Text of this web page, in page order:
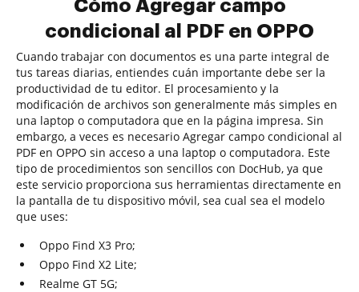
Cómo Agregar campo
condicional al PDF en OPPO
Cuando trabajar con documentos es una parte integral de
tus tareas diarias, entiendes cuán importante debe ser la
productividad de tu editor. El procesamiento y la
modificación de archivos son generalmente más simples en
una laptop o computadora que en la página impresa. Sin
embargo, a veces es necesario Agregar campo condicional al
PDF en OPPO sin acceso a una laptop o computadora. Este
tipo de procedimientos son sencillos con DocHub, ya que
este servicio proporciona sus herramientas directamente en
la pantalla de tu dispositivo móvil, sea cual sea el modelo
que uses:
Oppo Find X3 Pro;
Oppo Find X2 Lite;
Realme GT 5G;